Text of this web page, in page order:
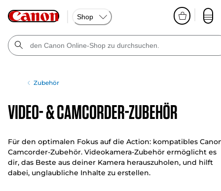
Shop
Zubehör
Video- & Camcorder-Zubehör
Für den optimalen Fokus auf die Action: kompatibles
Camcorder-Zubehör. Videokamera-Zubehör ermöglicht es
dir, das Beste aus deiner Kamera herauszuholen, und hilft
dabei, unglaubliche Inhalte zu erstellen.